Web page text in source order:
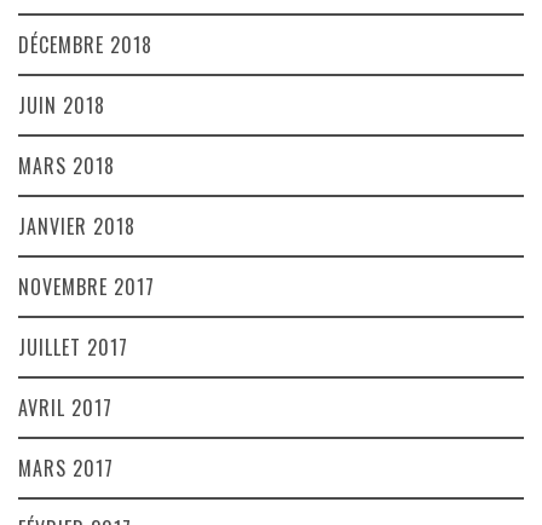
DÉCEMBRE 2018
JUIN 2018
MARS 2018
JANVIER 2018
NOVEMBRE 2017
JUILLET 2017
AVRIL 2017
MARS 2017